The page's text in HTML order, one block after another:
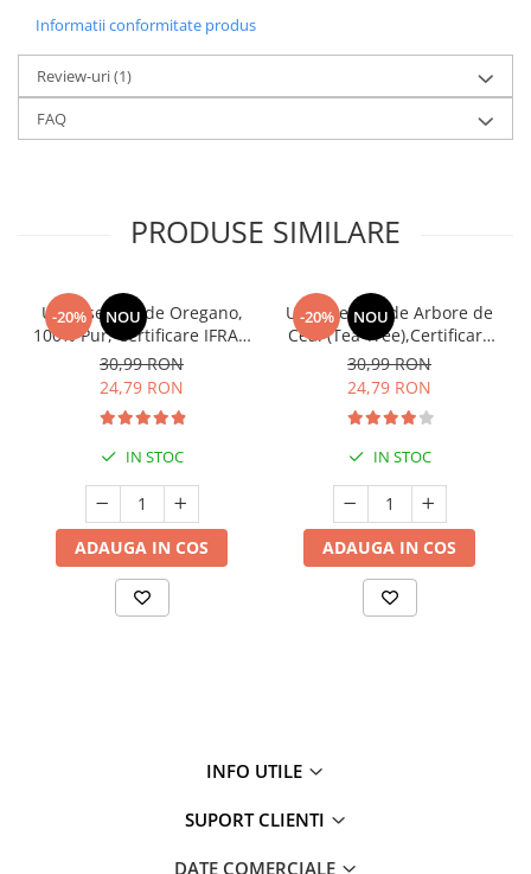
Informatii conformitate produs
Review-uri(1)
FAQ
PRODUSE SIMILARE
-20% NOU
Ulei Esențial de Oregano,
100% Pur, Certificare IFRA –
Antiseptic Puternic,
Antiinfecțios și Antifungic
30,99 RON
24,79 RON
IN STOC
ADAUGA IN COS
-20% NOU
Ulei Esential de Arbore de
Ceai (Tea Tree),Certificare
IFRA, 10ml(acnee, infectii
fungice, matreata, infectii
vaginale, hemoroizi)
30,99 RON
24,79 RON
IN STOC
ADAUGA IN COS
INFO UTILE
SUPORT CLIENTI
DATE COMERCIALE